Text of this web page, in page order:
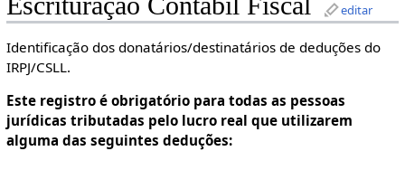
editar
Identificação dos donatários/destinatários de deduções do
IRPJ/CSLL.
Este registro é obrigatório para todas as pessoas
jurídicas tributadas pelo lucro real que utilizarem
alguma das seguintes deduções: